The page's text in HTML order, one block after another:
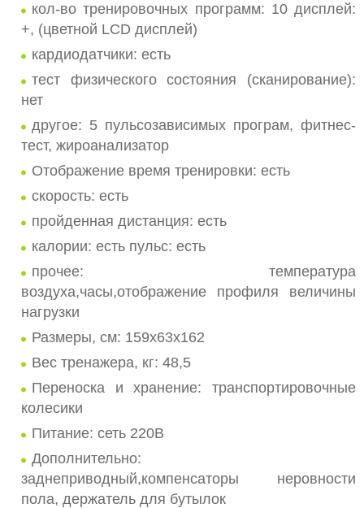
кол-во тренировочных программ: 10 дисплей:
+, (цветной LCD дисплей)
кардиодатчики: есть
тест физического состояния (сканирование):
нет
другое: 5 пульсозависимых програм, фитнес-
тест, жироанализатор
Отображение время тренировки: есть
скорость: есть
пройденная дистанция: есть
калории: есть пульс: есть
прочее: температура
воздуха,часы,отображение профиля величины
нагрузки
Размеры, см: 159х63х162
Вес тренажера, кг: 48,5
Переноска и хранение: транспортировочные
колесики
Питание: сеть 220В
Дополнительно:
заднеприводный,компенсаторы неровности
пола, держатель для бутылок